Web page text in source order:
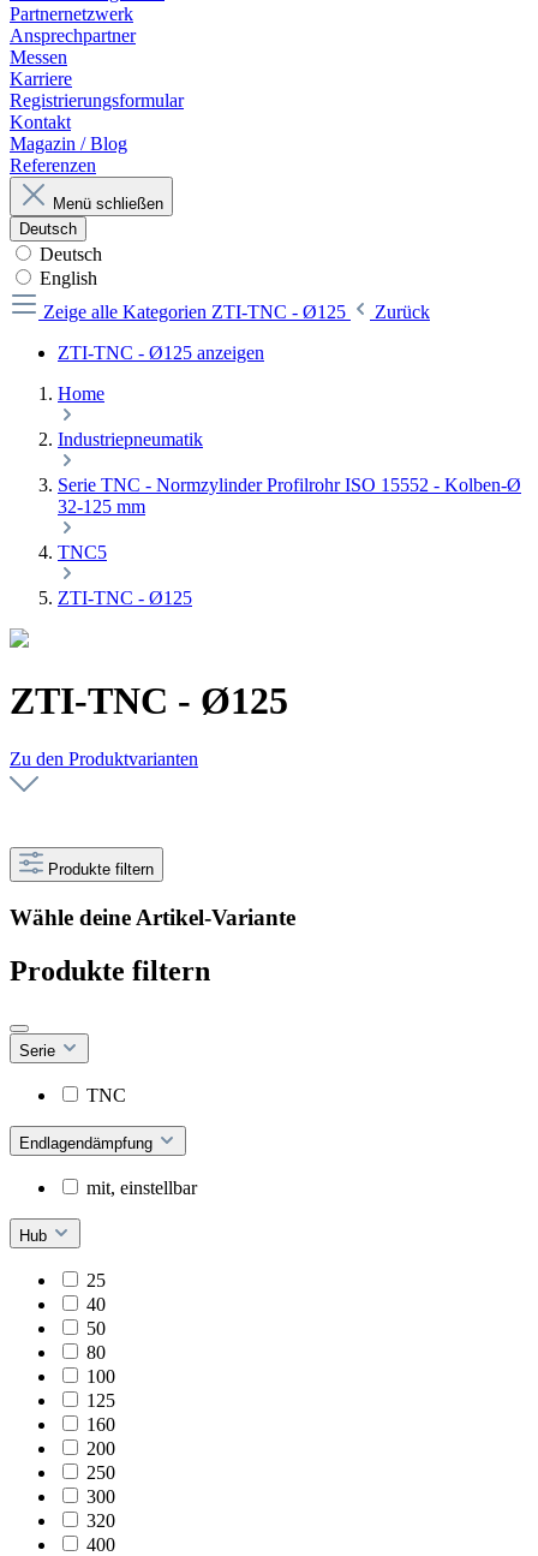
Partnernetzwerk
Ansprechpartner
Messen
Karriere
Registrierungsformular
Kontakt
Magazin / Blog
Referenzen
Menü schließen
Deutsch
Deutsch
English
Zeige alle Kategorien ZTI-TNC - Ø125
Zurück
ZTI-TNC - Ø125 anzeigen
Home
Industriepneumatik
Serie TNC - Normzylinder Profilrohr ISO 15552 - Kolben-Ø
32-125 mm
TNC5
ZTI-TNC - Ø125
ZTI-TNC - Ø125
Zu den Produktvarianten
Produkte filtern
Wähle deine Artikel-Variante
Produkte filtern
Serie
TNC
Endlagendämpfung
mit, einstellbar
Hub
25
40
50
80
100
125
160
200
250
300
320
400